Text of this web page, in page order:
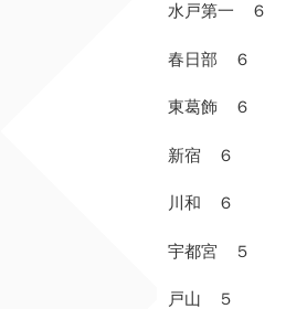
水戸第一 ６
春日部 ６
東葛飾 ６
新宿 ６
川和 ６
宇都宮 ５
戸山 ５